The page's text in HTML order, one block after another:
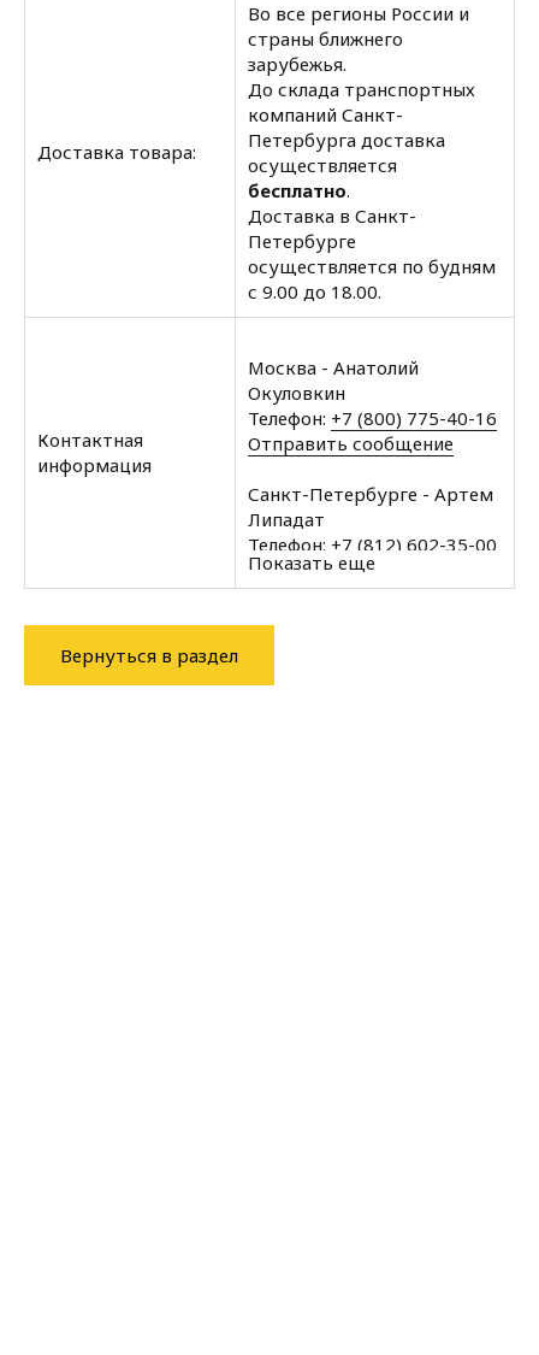
Доставка товара:
Во все регионы России и
страны ближнего
зарубежья.
До склада транспортных
компаний Санкт-
Петербурга доставка
осуществляется
бесплатно.
Доставка в Санкт-
Петербурге
осуществляется по будням
с 9.00 до 18.00.
Контактная
информация
Москва - Анатолий
Окуловкин
Телефон: +7 (800) 775-40-16
Отправить сообщение
Санкт-Петербурге - Артем
Липадат
Телефон: +7 (812) 602-35-00
Отправить сообщение
Архангельск - Халин
Показать еще
Вернуться в раздел